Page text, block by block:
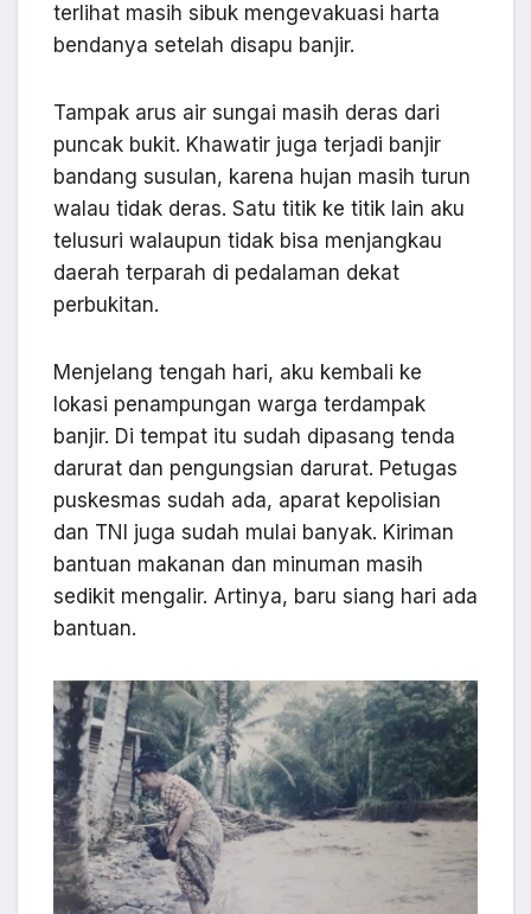
terlihat masih sibuk mengevakuasi harta
bendanya setelah disapu banjir.
Tampak arus air sungai masih deras dari
puncak bukit. Khawatir juga terjadi banjir
bandang susulan, karena hujan masih turun
walau tidak deras. Satu titik ke titik lain aku
telusuri walaupun tidak bisa menjangkau
daerah terparah di pedalaman dekat
perbukitan.
Menjelang tengah hari, aku kembali ke
lokasi penampungan warga terdampak
banjir. Di tempat itu sudah dipasang tenda
darurat dan pengungsian darurat. Petugas
puskesmas sudah ada, aparat kepolisian
dan TNI juga sudah mulai banyak. Kiriman
bantuan makanan dan minuman masih
sedikit mengalir. Artinya, baru siang hari ada
bantuan.